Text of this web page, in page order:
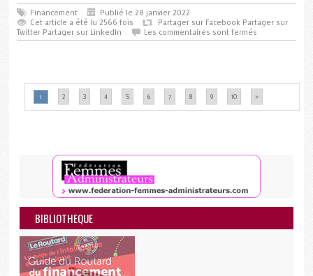
Financement
Publié le 28 janvier 2022
Cet article a été lu 2566 fois
Partager sur Facebook Partager sur
Twitter Partager sur LinkedIn Les commentaires sont fermés
1 2 3 4 5 6 7 8 9 10 »
BIBLIOTHEQUE